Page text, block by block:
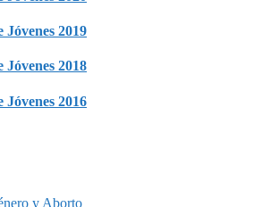
Jóvenes 2019
Jóvenes 2018
Jóvenes 2016
y Aborto